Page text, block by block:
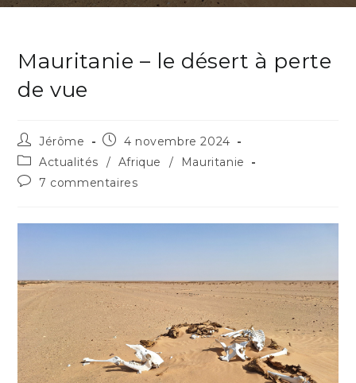
Mauritanie – le désert à perte
de vue
Jérôme
4 novembre 2024
Actualités
/ Afrique /
Mauritanie
7 commentaires